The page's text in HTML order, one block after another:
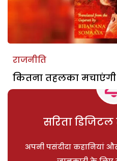
राजनीति
कितना तहलका मचाएंगी
सरिता
अपनी पसंदीदा कहानियां